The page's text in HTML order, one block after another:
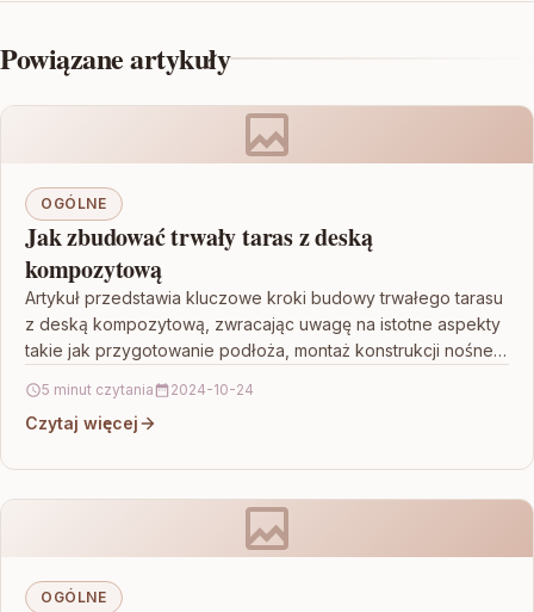
Powiązane artykuły
OGÓLNE
Jak zbudować trwały taras z deską
kompozytową
Artykuł przedstawia kluczowe kroki budowy trwałego tarasu
z deską kompozytową, zwracając uwagę na istotne aspekty
takie jak przygotowanie podłoża, montaż konstrukcji nośnej
5 minut czytania 2024-10-24
Czytaj więcej
OGÓLNE